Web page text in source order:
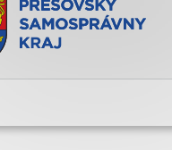
psk.sk je oficiálna
oficiálna webová